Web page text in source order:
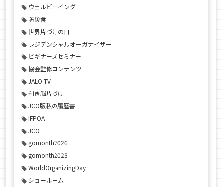
ウェルビーイング
防災食
世界片づけの日
レジデンシャルオーガナイザー
ビギナーズセミナー
協会監修コンテンツ
JALO-TV
利き脳片づけ
JCO版私の履歴書
IFPOA
JCO
gomonth2026
gomonth2025
WorldOrganizingDay
ショールーム